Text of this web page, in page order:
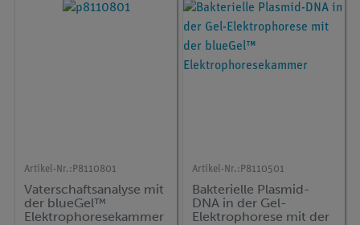
Artikel-Nr.: P8110801
Vaterschaftsanalyse mit
der blueGel™
Elektrophoresekammer
Artikel-Nr.: P8110501
Bakterielle Plasmid-
DNA in der Gel-
Elektrophorese mit der